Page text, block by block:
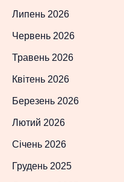
Липень 2026
Червень 2026
Травень 2026
Квітень 2026
Березень 2026
Лютий 2026
Січень 2026
Грудень 2025